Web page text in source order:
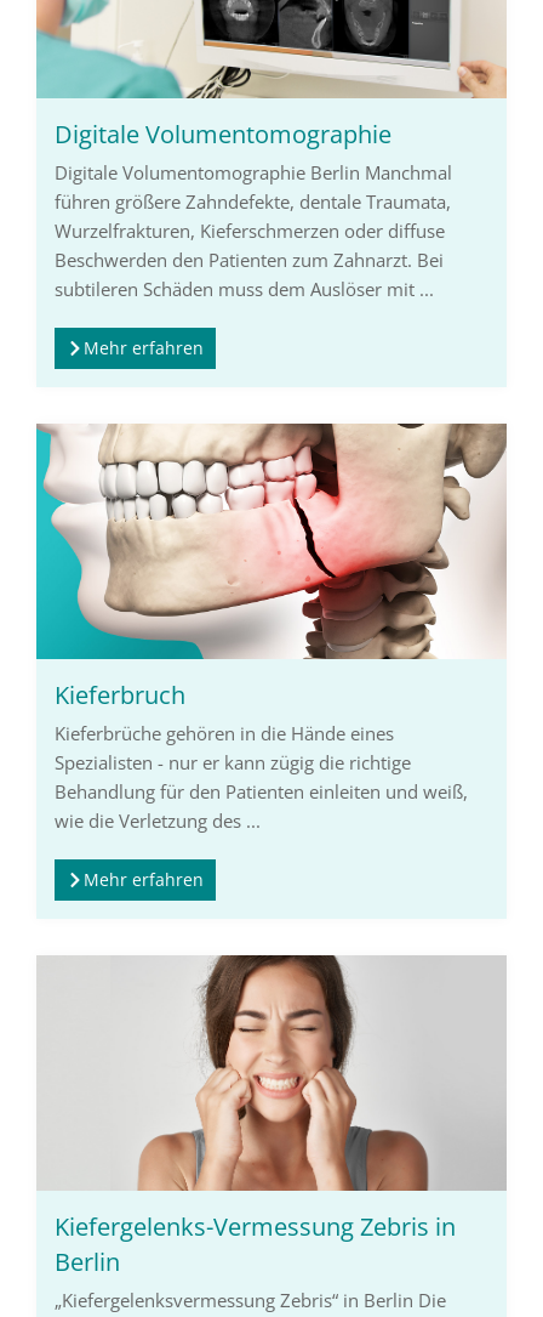
Digitale Volumentomographie
Digitale Volumentomographie Berlin Manchmal
führen größere Zahndefekte, dentale Traumata,
Wurzelfrakturen, Kieferschmerzen oder diffuse
Beschwerden den Patienten zum Zahnarzt. Bei
subtileren Schäden muss dem Auslöser mit ...
Mehr erfahren
Kieferbruch
Kieferbrüche gehören in die Hände eines
Spezialisten - nur er kann zügig die richtige
Behandlung für den Patienten einleiten und weiß,
wie die Verletzung des ...
Mehr erfahren
Kiefergelenks-Vermessung Zebris in
Berlin
„Kiefergelenksvermessung Zebris“ in Berlin Die